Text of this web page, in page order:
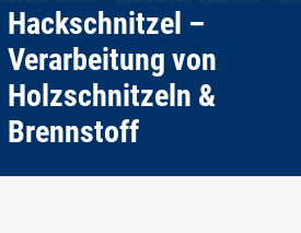
Hackschnitzel –
Verarbeitung von
Holzschnitzeln &
Brennstoff